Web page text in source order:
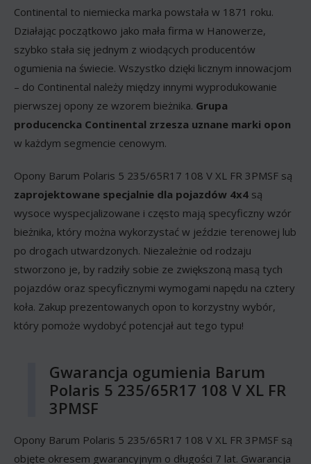
Continental to niemiecka marka powstała w 1871 roku.
Działając początkowo jako mała firma w Hanowerze,
szybko stała się jednym z wiodących producentów
ogumienia na świecie. Wszystko dzięki licznym innowacjom
– do Continental należy między innymi wyprodukowanie
pierwszej opony ze wzorem bieżnika. Grupa
producencka Continental zrzesza uznane marki opon
w każdym segmencie cenowym.
Opony Barum Polaris 5 235/65R17 108 V XL FR 3PMSF są
zaprojektowane specjalnie dla pojazdów 4x4 są
wysoce wyspecjalizowane i często mają specyficzny wzór
bieżnika, który można wykorzystać w jeździe terenowej lub
po drogach utwardzonych. Niezależnie od rodzaju
stworzono je, by radziły sobie ze zwiększoną masą tych
pojazdów oraz specyficznymi wymogami napędu na cztery
koła. Zakup prezentowanych opon to korzystny wybór,
który pomoże wydobyć potencjał aut tego typu!
Gwarancja ogumienia Barum
Polaris 5 235/65R17 108 V XL FR
3PMSF
Opony Barum Polaris 5 235/65R17 108 V XL FR 3PMSF są
objęte okresem gwarancyjnym o długości 7 lat. Gwarancja